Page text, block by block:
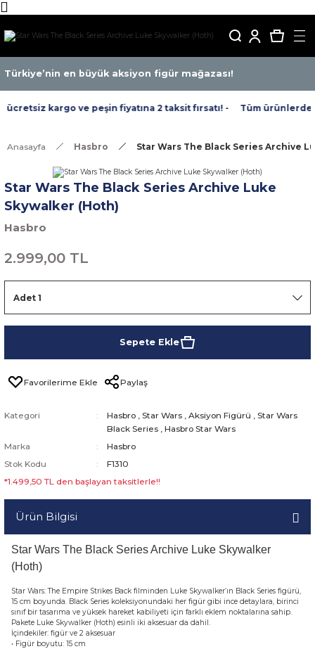
Türkiye’nin en büyük aksiyon figür mağazası!
kargo ve peşin fiyatına 2 taksit fırsatı! - Tüm ürünlerde
Anasayfa Hasbro Star Wars The Black Series Archive
Star Wars The Black Series Archive Luke
Skywalker (Hoth)
Hasbro
2.999,00 TL
Sepete Ekle
Paylaş
Kategori Hasbro , Star Wars , Aksiyon Figürü , Star Wars
Black Series , Hasbro Star Wars
Marka
Hasbro
Stok Kodu
F1310
*1.499,50 TL den başlayan taksitlerle!!
Ürün Bilgisi
Star Wars The Black Series Archive Luke Skywalker
(Hoth)
Star Wars: The Empire Strikes Back filminden Luke Skywalker’ın Black Series figürü,
15 cm boyunda. Black Series koleksiyonundaki her figür gibi ince detaylara, birinci
sınıf bir tasarıma ve yüksek hareket kabiliyeti için farklı eklem noktalarına sahip.
Pakete Luke Skywalker (Hoth) esinli iki aksesuar da dahil.
İçindekiler: figür ve 2 aksesuar
• Figür boyutu: 15 cm